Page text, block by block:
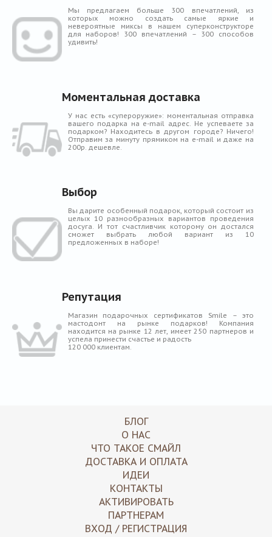
Мы предлагаем больше 300 впечатлений, из
которых можно создать самые яркие и
невероятные миксы в нашем суперконструкторе
для наборов! 300 впечатлений – 300 способов
удивить!
Моментальная доставка
У нас есть «супероружие»: моментальная отправка
вашего подарка на e-mail адрес. Не успеваете за
подарком? Находитесь в другом городе? Ничего!
Отправим за минуту прямиком на e-mail и даже на
200р. дешевле.
Выбор
Вы дарите особенный подарок, который состоит из
целых 10 разнообразных вариантов проведения
досуга. И тот счастливчик которому он достался
сможет выбрать любой вариант из 10
предложенных в наборе!
Репутация
Магазин подарочных сертификатов Smile – это
мастодонт на рынке подарков! Компания
находится на рынке 12 лет, имеет 250 партнеров и
успела принести счастье и радость
120 000 клиентам.
БЛОГ
О НАС
ЧТО ТАКОЕ СМАЙЛ
ДОСТАВКА И ОПЛАТА
ИДЕИ
КОНТАКТЫ
АКТИВИРОВАТЬ
ПАРТНЕРАМ
ВХОД / РЕГИСТРАЦИЯ